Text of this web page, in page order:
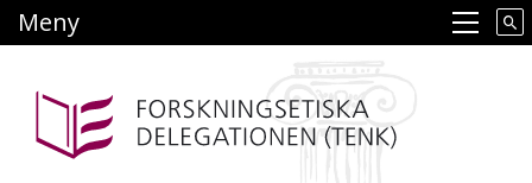
till
Main navigation
Meny